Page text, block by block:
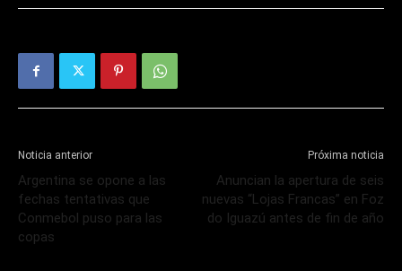
Noticia anterior
Argentina se opone a las
fechas tentativas que
Conmebol puso para las
copas
Próxima noticia
Anuncian la apertura de seis
nuevas “Lojas Francas” en Foz
do Iguazú antes de fin de año